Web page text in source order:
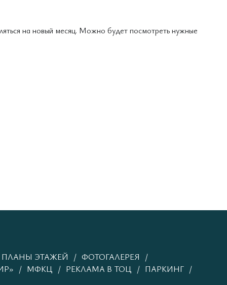
на новый месяц. Можно будет посмотреть нужные
ПЛАНЫ ЭТАЖЕЙ
ФОТОГАЛЕРЕЯ
МФКЦ РЕКЛАМА В ТОЦ ПАРКИНГ